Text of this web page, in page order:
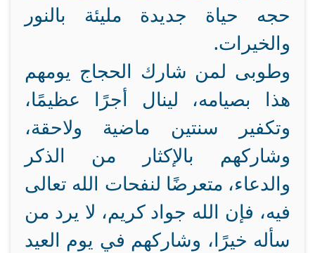
حجه حياة جديدة مليئة بالنور
والخيرات.
وطوبى لمن شارك الحجاج يومهم
هذا بصيامه، لينال أجرًا عظيمًا،
وتكفير سنتين ماضية ولاحقة،
وشاركهم بالإكثار من الذكر
والدعاء، متعرضًا لنفحات الله تعالى
فيه، فإن الله جواد كريم، لا يرد من
سأله خيرًا، وشاركهم في يوم العيد